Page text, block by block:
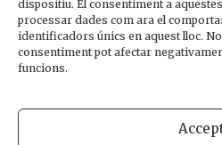
dispositiu. El consentiment a
processar dades com ara el
identificadors únics en aquest lloc.
consentiment pot afectar
funcions.
08010
Tel.933
Fax 934
POLÍTICA DE